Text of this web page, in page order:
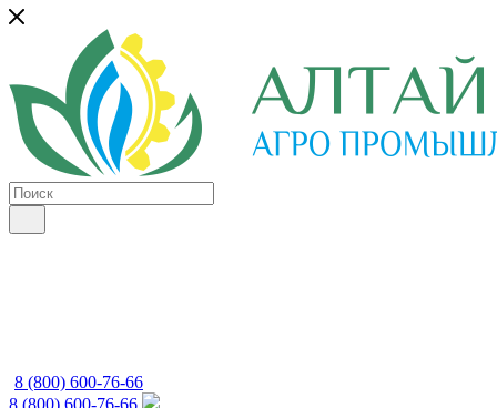
8 (800) 600-76-66
8 (800) 600-76-66